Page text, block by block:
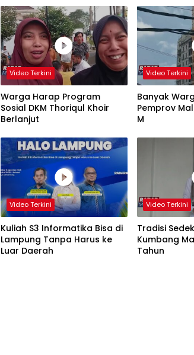
Video Terkini
Warga Harap Program
Sosial DKM Thoriqul Khoir
Berlanjut
Video Terkini
Banyak
Pemprov
M
Video Terkini
Kuliah S3 Informatika Bisa di
Lampung Tanpa Harus ke
Luar Daerah
Video Terkini
Tradisi
Kumbang
Tahun